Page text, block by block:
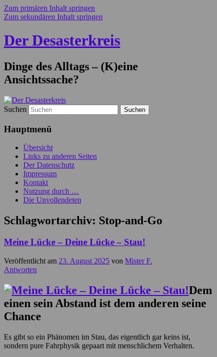
Zum primären Inhalt springen
Zum sekundären Inhalt springen
Der Desasterkreis
Dinge des Alltags – (K)eine
Ansichtssache?
Suchen
Hauptmenü
Übersicht
Links zu anderen Seiten
Der Datenschutz
Impressum
Kontakt
Nutzung durch …
Die Unvollendeten
Schlagwortarchiv: Stop-and-Go
Meine Lücke – Deine Lücke – Stau!
Veröffentlicht am 23. August 2025 von Mister F.
Antworten
Dem
einen sein Abstand ist dem anderen seine
Chance
Es gibt so ein Phänomen im Stau, das eigentlich gar keins ist,
sondern pure Fahrphysik gepaart mit menschlichem Verhalten.